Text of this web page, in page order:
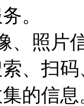
。
、照片
索、扫
的信